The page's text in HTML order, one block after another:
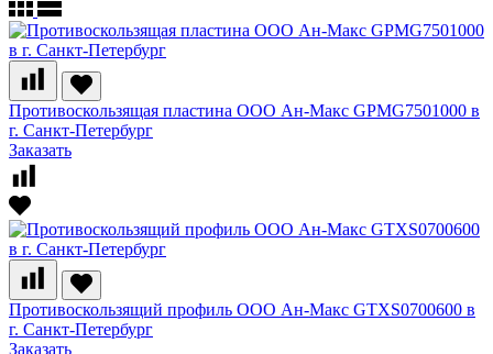
Противоскользящая пластина ООО Ан-Макс GPMG7501000 в
г. Санкт-Петербург
Заказать
Противоскользящий профиль ООО Ан-Макс GTXS0700600 в
г. Санкт-Петербург
Заказать